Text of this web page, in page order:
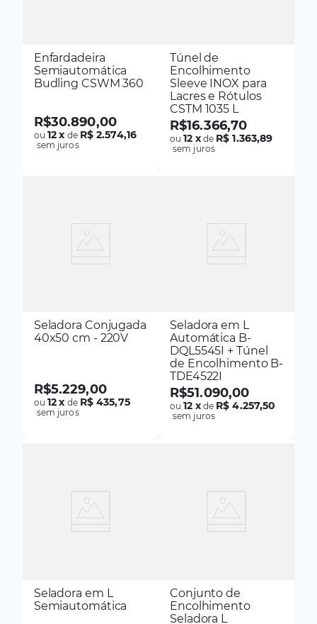
Enfardadeira
Semiautomática
Budling CSWM 360
R$30.890,00
ou12x de R$ 2.574,16
sem juros
Túnel de
Encolhimento
Sleeve INOX para
Lacres e Rótulos
CSTM 1035 L
R$16.366,70
ou12 xde R$ 1.363,89
sem juros
Seladora Conjugada
40x50 cm - 220V
R$5.229,00
ou12x de R$ 435,75
sem juros
Seladora em L
Automática B-
DQL5545I + Túnel
de Encolhimento B-
TDE4522I
R$51.090,00
ou12 xde R$ 4.257,50
sem juros
Seladora em L
Semiautomática
Conjunto de
Encolhimento
Seladora L